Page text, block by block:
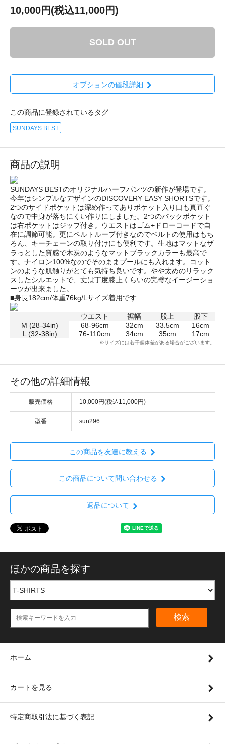
10,000円(税込11,000円)
SOLD OUT
オプションの値段詳細
この商品に登録されているタグ
SUNDAYS BEST
商品の説明
SUNDAYS BESTのオリジナルハーフパンツの新作が登場です。
今年はシンプルなデザインのDISCOVERY EASY SHORTSです。
2つのサイドポケットは深め作ってありポケット入り口も真直ぐ
なので中身が落ちにくい作りにしました。2つのバックポケット
は右ポケットはジップ付き。ウエストはゴム+ドローコードで自
在に調節可能。更にベルトループ付きなのでベルトの使用はもち
ろん、キーチェーンの取り付けにも便利です。生地はマットなザ
ラっとした質感で木炭のようなマットブラックカラーも最高で
す。ナイロン100%なのでそのままプールにも入れます。コット
ンのような肌触りがとても気持ち良いです。やや太めのリラック
スしたシルエットで、丈は丁度膝上くらいの完璧なイージーショ
ーツが出来ました。
■身長182cm/体重76kg/Lサイズ着用です
ウエスト 裾幅 股上
股下
M (28-34in)
68-96cm 32cm 33.5cm
16cm
L (32-38in)
76-110cm 34cm 35cm 17cm
※サイズには若干個体差がある場合がございます。
その他の詳細情報
販売価格 10,000円(税込11,000円)
型番 sun296
この商品を友達に教える
この商品について問い合わせる
返品について
ほかの商品を探す
検索
ホーム
カートを見る
特定商取引法に基づく表記